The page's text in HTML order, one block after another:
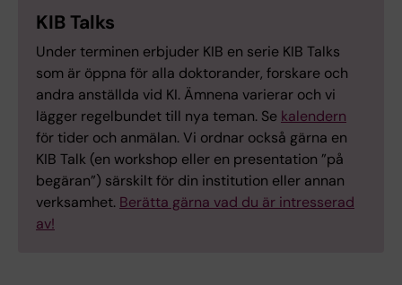
KIB Talks
Under terminen erbjuder KIB en serie KIB Talks
som är öppna för alla doktorander, forskare och
andra anställda vid KI. Ämnena varierar och vi
lägger regelbundet till nya teman. Se kalendern
för tider och anmälan. Vi ordnar också gärna en
KIB Talk (en workshop eller en presentation ”på
begäran”) särskilt för din institution eller annan
verksamhet. Berätta gärna vad du är intresserad
av!